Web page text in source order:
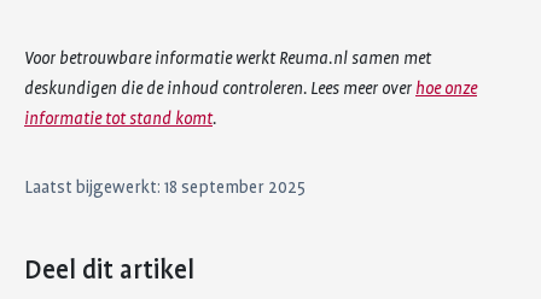
Voor betrouwbare informatie werkt Reuma.nl samen met
deskundigen die de inhoud controleren. Lees meer over hoe onze
informatie tot stand komt.
Laatst bijgewerkt: 18 september 2025
Deel dit artikel